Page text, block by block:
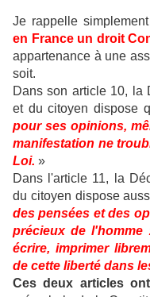
Je rappelle
en France un droit
appartenance à une
soit.
Dans son article 10, la
et du citoyen dispose
pour ses opinions,
manifestation ne
Loi. »
Dans l'article 11, la
du citoyen dispose
des pensées et des
précieux de
écrire, imprimer
de cette liberté dans
Ces deux articles